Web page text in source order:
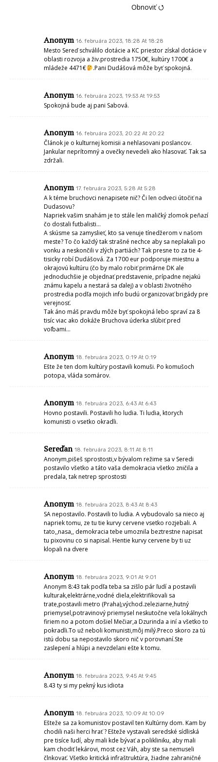
Obnoviť ⭯
Anonym 16. februára 2023, 18:28 At 18:28
Mesto Sereď schválilo dotácie a KC priestor získal dotácie v
oblasti rozvoja a živ.prostredia 1750€, kultúry 1700€ a
mládeže 4471€
.Pani Dudášová môže byť spokojná.
Anonym 16. februára 2023, 19:53 At 19:53
Spokojná bude aj pani Sabová.
Anonym 16. februára 2023, 20:22 At 20:22
Článok je o kulturnej komisii a nehlasovani poslancov.
Jankular neprítomný a ovečky nevedeli ako hlasovať. Tak sa
zdržali.
Anonym 17. februára 2023, 5:28 At 5:28
A k téme bruchovci nenapisete nič? Či len odveci útočiť na
Dudasovu?
Napriek vašim snahám je to stále len maličký zlomok peňazí
čo dostali futbalisti…
A skúsme sa zamyslieť, kto sa venuje tínedžerom v našom
meste? To čo každý tak strašné nechce aby sa neplakali po
vonku a neskončili v zlých partiách? Tak presne to za tie 4-
tisicky robí Dudášová. Za 1700 eur podporuje miestnu a
okrajovú kultúru (čo by malo robiť primárne DK ale
jednoduchšie je objednať predstavenie, prípadne nejakú
známu kapelu a nestará sa ďalej) a v oblasti životného
prostredia podľa mojich info budú organizovať brigády pre
verejnosť.
Tak áno máš pravdu môže byť spokojná lebo spraví za 8
tisíc viac ako dokáže Bruchova úderka sľúbiť pred
voľbami…
Anonym 18. februára 2023, 0:19 At 0:19
Ešte že ten dom kultúry postavili komuši. Po komušoch
potopa, vláda somárov.
Anonym 18. februára 2023, 6:43 At 6:43
Hovno postavili. Postavili ho ludia. Ti ludia, ktorych
komunisti o vsetko okradli.
Sereďan 18. februára 2023, 8:11 At 8:11
Anonym,pišeš sprostosti,v bývalom režime sa v Seredi
postavilo všetko a táto vaša demokracia všetko zničila a
predala, tak netrep sprostosti
Anonym 18. februára 2023, 8:43 At 8:43
SA nepostavilo. Postavili to ludia. A vybudovalo sa nieco aj
napriek tomu, ze tu tie kurvy cervene vsetko rozjebali. A
tato,,nasa,, demokracia tebe umoznila beztrestne napisat
tu pixovinu co si napisal. Hentie kurvy cervene by ti uz
klopali na dvere
Anonym 18. februára 2023, 9:01 At 9:01
Anonym 8:43 tak podľa teba sa zišlo pár ľudí a postavili
kulturak,elektrárne,vodné diela,elektrifikovali sa
trate,postavili metro (Praha),východ.zeleziarne,hutný
priemysel,potravinový priemysel neskutočne veľa lokálnych
firiem no a potom došiel Mečiar,a Dzurinda a iní a všetko to
pokradli.To už neboli komunisti,môj milý.Preco skoro za tú
istú dobu sa nepostavilo skoro nič v porovnaní.Ste
zaslepení a hlúpi a nevzdelani ešte k tomu.
Anonym 18. februára 2023, 9:45 At 9:45
8.43 ty si my pekný kus idiota
Anonym 18. februára 2023, 10:09 At 10:09
Ešteže sa za komunistov postavil ten Kultúrny dom. Kam by
chodili naši herci hrať ? Ešteže vystavali seredské sídliská
pre tisíce ľudí, aby mali kde bývať a polikliniku, aby mali
kam chodiť lekárovi, most cez Váh, aby ste sa nemuseli
člnkovať. Všetko kritická infraštruktúra, žiadne zahraničné